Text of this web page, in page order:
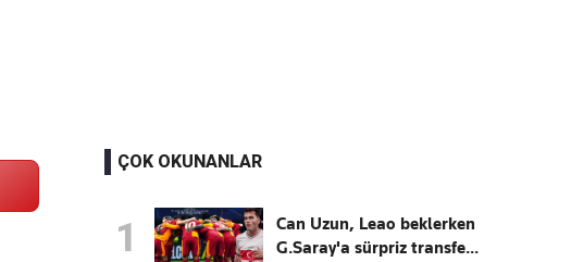
ÇOK OKUNANLAR
1
Can Uzun, Leao beklerken
G.Saray'a sürpriz transfe...